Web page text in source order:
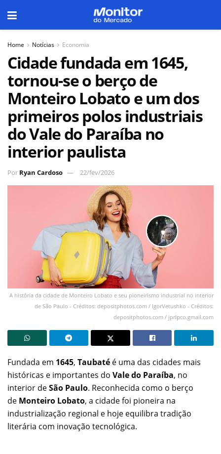
Home Notícias Economia
Cidade fundada em 1645,
tornou-se o berço de
Monteiro Lobato e um dos
primeiros polos industriais
do Vale do Paraíba no
interior paulista
Por Ryan Cardoso 22/fev/2026
A história da cidade de Monteiro Lobato e seu pioneirismo industrial no interior
de São Paulo - Créditos: depositphotos.com / IgorVetushko - Créditos:
depositphotos.com / jprlpco.gmail.com
Fundada em 1645, Taubaté é uma das cidades mais
históricas e importantes do Vale do Paraíba, no
interior deSão Paulo. Reconhecida como o berço
de Monteiro Lobato, a cidade foi pioneira na
industrialização regional e hoje equilibra tradição
literária com inovação tecnológica.